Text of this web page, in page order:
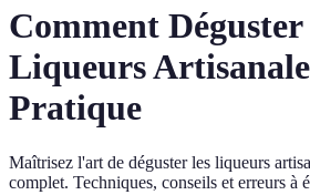
Comment Déguster
Liqueurs
Pratique
Maîtrisez l'art de déguster les liqueurs
complet. Techniques, conseils et erreurs à